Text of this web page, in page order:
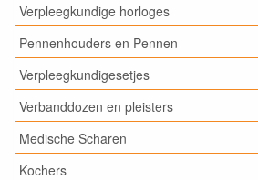
Verpleegkundige horloges
Pennenhouders en Pennen
Verpleegkundigesetjes
Verbanddozen en pleisters
Medische Scharen
Kochers